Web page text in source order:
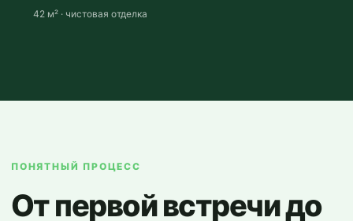
42 м² · чистовая отделка
ПОНЯТНЫЙ ПРОЦЕСС
От первой встречи до